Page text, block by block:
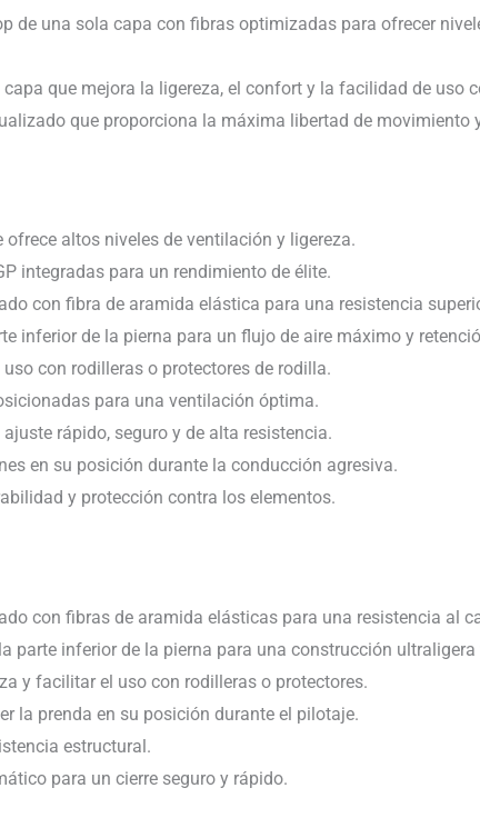
de una sola capa con fibras optimizadas para ofrecer
que mejora la ligereza, el confort y la facilidad de uso
que proporciona la máxima libertad de movimiento
altos niveles de ventilación y ligereza.
integradas para un rendimiento de élite.
con fibra de aramida elástica para una resistencia
inferior de la pierna para un flujo de aire máximo y
con rodilleras o protectores de rodilla.
para una ventilación óptima.
rápido, seguro y de alta resistencia.
en su posición durante la conducción agresiva.
y protección contra los elementos.
con fibras de aramida elásticas para una resistencia al
parte inferior de la pierna para una construcción
y facilitar el uso con rodilleras o protectores.
la prenda en su posición durante el pilotaje.
estructural.
para un cierre seguro y rápido.